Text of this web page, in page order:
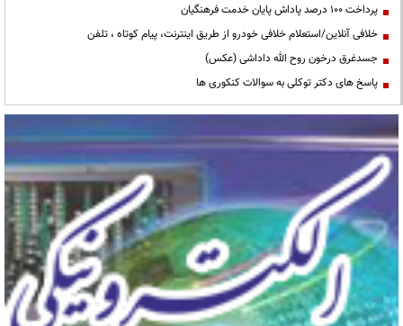
پرداخت ۱۰۰ درصد پاداش پایان خدمت فرهنگیان
خلافی آنلاین/استعلام خلافی خودرو از طریق اینترنت، پیام کوتاه ، تلفن
جسدغرق درخون روح الله داداشی (عکس)
پاسخ های دکتر توکلی به سوالات کنکوری ها